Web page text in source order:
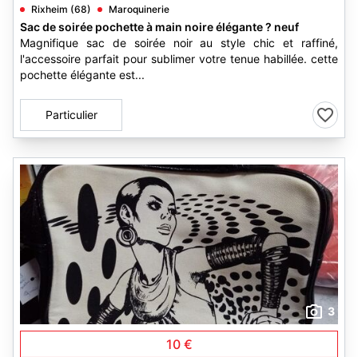
Rixheim (68) Maroquinerie
Sac de soirée pochette à main noire élégante ? neuf
Magnifique sac de soirée noir au style chic et raffiné,
l'accessoire parfait pour sublimer votre tenue habillée. cette
pochette élégante est...
Particulier
3
10 €